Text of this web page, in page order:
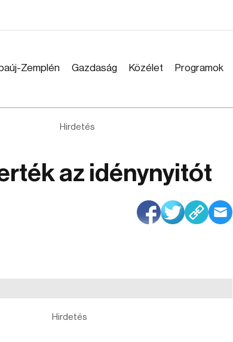
Zemplén Gazdaság Közélet Programok
Hirdetés
az idénynyitót
Hirdetés